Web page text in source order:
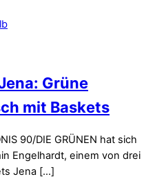
Grüne
mit Baskets
90/DIE GRÜNEN hat sich
Engelhardt, einem von drei
Jena […]